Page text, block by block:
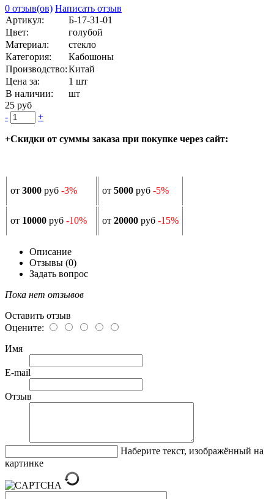
0 отзыв(ов) Написать отзыв
Артикул:
Б-17-31-01
Цвет:
голубой
Материал:
стекло
Категория:
Кабошоны
Производство:Китай
Цена за:
1 шт
В наличии:
шт
25 руб
-
+
+Скидки от суммы заказа при покупке через сайт:
от 3000 руб -3% от 5000 руб -5%
от 10000 руб -10% от 20000 руб -15%
Описание
Отзывы (0)
Задать вопрос
Пока нет отзывов
Оставить отзыв
Оцените:
Имя
E-mail
Отзыв
Наберите текст, изображённый на
картинке